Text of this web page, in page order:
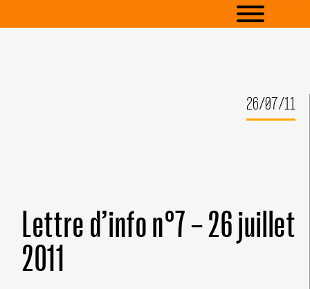
26/07/11
Lettre d’info n°7 – 26 juillet
2011